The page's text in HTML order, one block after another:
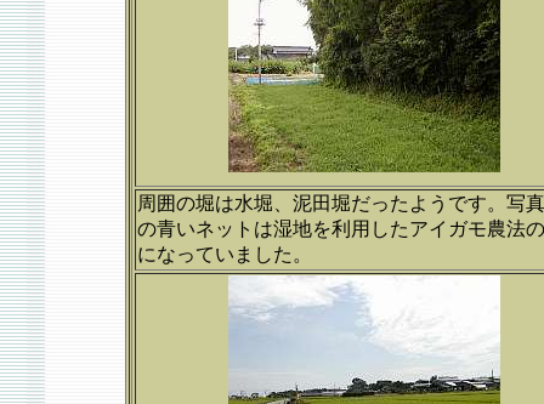
周囲の堀は水堀、泥田堀だったようです。写
の青いネットは湿地を利用したアイガモ農法
になっていました。